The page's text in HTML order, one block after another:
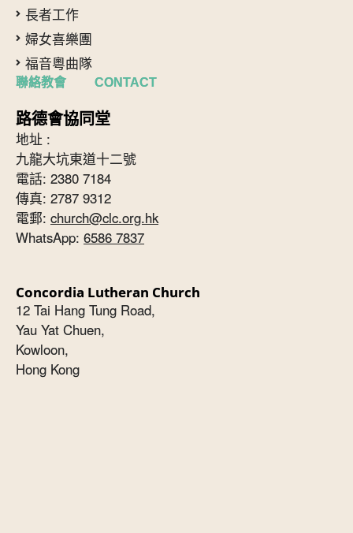
長者工作
婦女喜樂團
福音粵曲隊
聯絡教會 CONTACT
路德會協同堂
地址 :
九龍大坑東道十二號
電話: 2380 7184
傳真: 2787 9312
電郵: church@clc.org.hk
WhatsApp: 6586 7837
Concordia Lutheran Church
12 Tai Hang Tung Road,
Yau Yat Chuen,
Kowloon,
Hong Kong